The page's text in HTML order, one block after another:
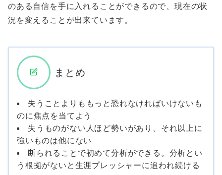
のある自信を手に入れることができるので、現在の状
況を変えることが出来ています。
まとめ
失うことよりももっと恐れなければいけないも
のに焦点を当てよう
失うものがない人ほど勢いがあり、それ以上に
強いものは他にない
断られることで初めて分析ができる。分析とい
う根拠がないと生涯プレッシャーに追われ続ける